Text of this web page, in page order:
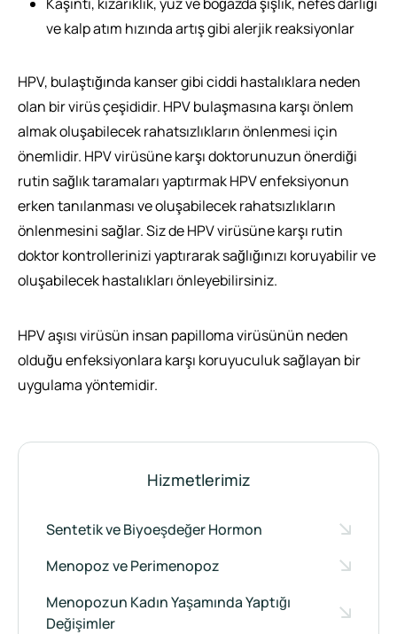
Hizmetlerimiz
Sentetik ve Biyoeşdeğer Hormon
Menopoz ve Perimenopoz
Menopozun Kadın Yaşamında Yaptığı
Değişimler
ve kalp atım hızında artış gibi alerjik reaksiyonlar
HPV, bulaştığında kanser gibi ciddi hastalıklara neden
olan bir virüs çeşididir. HPV bulaşmasına karşı önlem
almak oluşabilecek rahatsızlıkların önlenmesi için
önemlidir. HPV virüsüne karşı doktorunuzun önerdiği
rutin sağlık taramaları yaptırmak HPV enfeksiyonun
erken tanılanması ve oluşabilecek rahatsızlıkların
önlenmesini sağlar. Siz de HPV virüsüne karşı rutin
doktor kontrollerinizi yaptırarak sağlığınızı koruyabilir ve
oluşabilecek hastalıkları önleyebilirsiniz.
HPV aşısı virüsün insan papilloma virüsünün neden
olduğu enfeksiyonlara karşı koruyuculuk sağlayan bir
uygulama yöntemidir.